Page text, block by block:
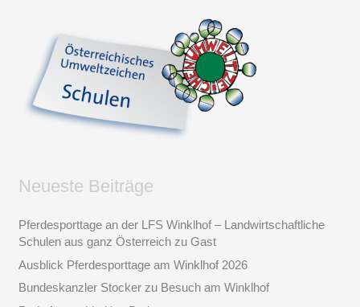
Neueste Beiträge
Pferdesporttage an der LFS Winklhof – Landwirtschaftliche
Schulen aus ganz Österreich zu Gast
Ausblick Pferdesporttage am Winklhof 2026
Bundeskanzler Stocker zu Besuch am Winklhof